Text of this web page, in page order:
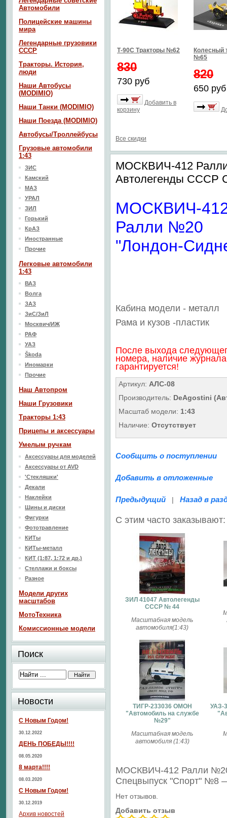
Т-90С Тракторы №62
830
730 руб
Добавить в
корзину
Колесный
№65
820
650 руб
Все скидки
МОСКВИЧ-412
Автолегенды СССР
МОСКВИЧ-
Ралли №20
"Лондон-
Кабина модели - металл
Рама и кузов -пластик
После выхода
номера, наличие
гарантируется!
Артикул: АЛС-08
Производитель: DeAgostini
Масштаб модели: 1:43
Наличие: Отсутствует
Сообщить о поступлении
Добавить в отложенные
Предыдущий | Назад в
С этим часто заказывают:
ЗИЛ 41047 Автолегенды
СССР № 44
Масштабная модель
автомобиля(1:43)
ТИГР-233036 ОМОН
"Автомобиль на службе
№29"
Масштабная модель
автомобиля (1:43)
УАЗ-
МОСКВИЧ-412 Ралли
Спецвыпуск "Спорт" №8
Нет отзывов.
Добавить отзыв
Автомобили
Полицейские машины
мира
Легендарные грузовики
СССР
Тракторы. История,
люди
Наши Автобусы
(MODIMIO)
Наши Танки (MODIMIO)
Наши Поезда (MODIMIO)
Автобусы/Троллейбусы
Грузовые автомобили
1:43
ЗИС
Камский
МАЗ
УРАЛ
ЗИЛ
Горький
КрАЗ
Иностранные
Прочие
Легковые автомобили
1:43
ВАЗ
Волга
ЗАЗ
ЗиС/ЗиЛ
Москвич/ИЖ
РАФ
УАЗ
Škoda
Иномарки
Прочие
Наш Aвтопром
Наши Грузовики
Тракторы 1:43
Прицепы и аксессуары
Умелым ручкам
Аксессуары для моделей
Аксессуары от AVD
'Стекляшки'
Декали
Наклейки
Шины и диски
Фигурки
Фототравление
КИТы
КИТы-металл
КИТ (1:87, 1:72 и др.)
Стеллажи и боксы
Разное
Модели других
масштабов
МотоТехника
Комиссионные модели
Поиск
Новости
С Новым Годом!
30.12.2022
ДЕНЬ ПОБЕДЫ!!!!
08.05.2020
8 марта!!!!
08.03.2020
С Новым Годом!
30.12.2019
Архив новостей